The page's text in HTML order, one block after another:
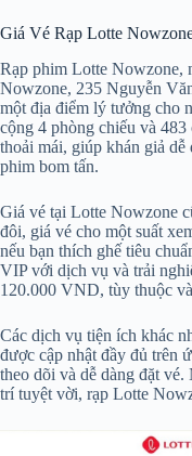
Giá Vé Rạp Lotte
Rạp phim Lotte Nowzone,
Nowzone, 235 Nguyễn
một địa điểm lý tưởng cho
cộng 4 phòng chiếu và
thoải mái, giúp khán giả
phim bom tấn.
Giá vé tại Lotte Nowzone
đôi, giá vé cho một suất
nếu bạn thích ghế tiêu
VIP với dịch vụ và trải
120.000 VND, tùy thuộc
Các dịch vụ tiện ích khác
được cập nhật đầy đủ trên
theo dõi và dễ dàng đặt
trí tuyệt vời, rạp Lotte